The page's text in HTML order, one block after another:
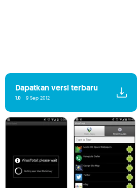
Dapatkan versi terbaru
1.0 9 Sep 2012